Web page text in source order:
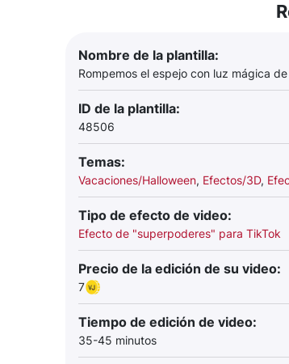
Nombre de la plantilla:
Rompemos el espejo con luz mágica de
ID de la plantilla:
48506
Temas:
Vacaciones/Halloween, Efectos/3D,
Tipo de efecto de video:
Efecto de "superpoderes" para TikTok
Precio de la edición de su video:
7
Tiempo de edición de video:
35-45 minutos